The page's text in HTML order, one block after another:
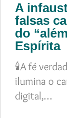
A
falsas
do
Espírita
🕯️A fé
ilumina o
digital,…